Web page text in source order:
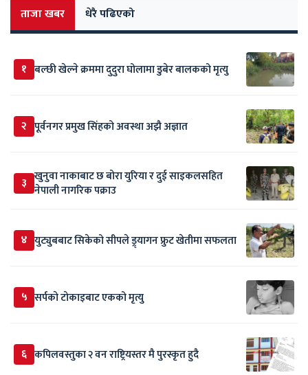
ताजा खबर धेरै पढिएको
१ बल्छी खेल्ने क्रममा दुदुरा घोलामा डुबेर बालकको मृत्यु
२ पूर्वनगर प्रमुख सिंहको अवस्था अझै अज्ञात
३ खुनुवा नाकाबाट छ बोरा युरिया र दुई साइकलसहित
नेपाली नागरिक पक्राउ
४ युट्युबबाट सिकेको सीपले ड्र्यागन फ्रुट खेतीमा सफलता
५ सर्पकाे टाेकाइबाट एकको मृत्यु
६ कपिलवस्तुका २ वन राष्ट्रियस्तर मै पुरस्कृत हुदै